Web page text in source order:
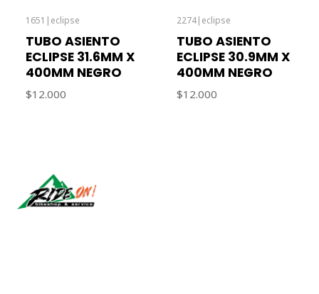
1651 | eclipse
TUBO ASIENTO
ECLIPSE 31.6MM X
400MM NEGRO
$12.000
2274| eclipse
TUBO ASIENTO
ECLIPSE 30.9MM X
400MM NEGRO
$12.000